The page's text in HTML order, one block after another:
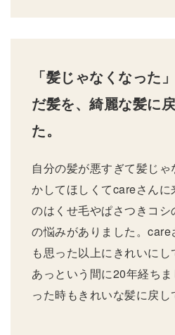
「髪じゃなくなった
だ髪を、綺麗な髪に
た。
自分の髪が悪すぎて髪じ
かしてほしくてcareさんに
のはくせ毛やぱさつきコ
の悩みがありました。
も思った以上にきれいにし
あっという間に20年経ち
った時もきれいな髪に戻し